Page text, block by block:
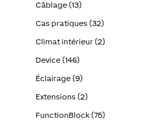
Câblage (13)
Cas pratiques (32)
Climat intérieur (2)
Device (146)
Éclairage (9)
Extensions (2)
FunctionBlock (75)